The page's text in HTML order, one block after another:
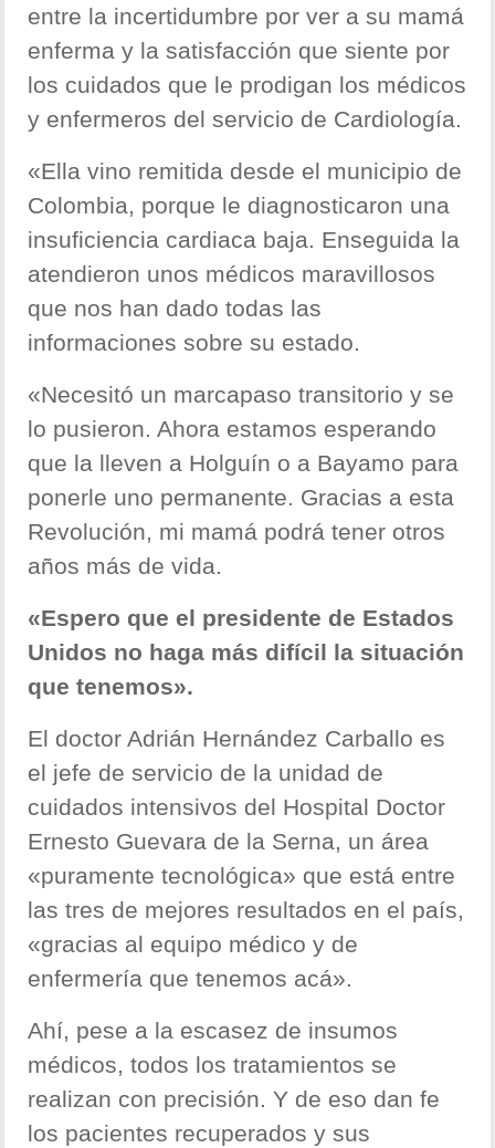
entre la incertidumbre por ver a su mamá
enferma y la satisfacción que siente por
los cuidados que le prodigan los médicos
y enfermeros del servicio de Cardiología.
«Ella vino remitida desde el municipio de
Colombia, porque le diagnosticaron una
insuficiencia cardiaca baja. Enseguida la
atendieron unos médicos maravillosos
que nos han dado todas las
informaciones sobre su estado.
«Necesitó un marcapaso transitorio y se
lo pusieron. Ahora estamos esperando
que la lleven a Holguín o a Bayamo para
ponerle uno permanente. Gracias a esta
Revolución, mi mamá podrá tener otros
años más de vida.
«Espero que el presidente de Estados
Unidos no haga más difícil la situación
que tenemos».
El doctor Adrián Hernández Carballo es
el jefe de servicio de la unidad de
cuidados intensivos del Hospital Doctor
Ernesto Guevara de la Serna, un área
«puramente tecnológica» que está entre
las tres de mejores resultados en el país,
«gracias al equipo médico y de
enfermería que tenemos acá».
Ahí, pese a la escasez de insumos
médicos, todos los tratamientos se
realizan con precisión. Y de eso dan fe
los pacientes recuperados y sus